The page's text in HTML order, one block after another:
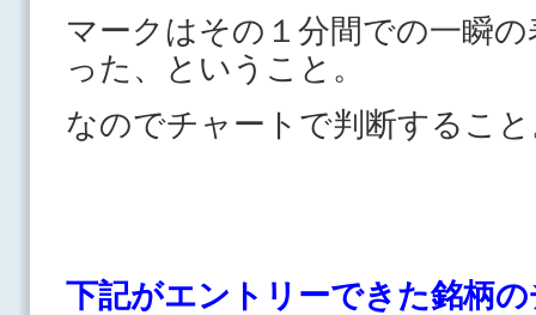
マークはその１分間での一瞬
った、ということ。
なのでチャートで判断するこ
下記がエントリーできた銘柄